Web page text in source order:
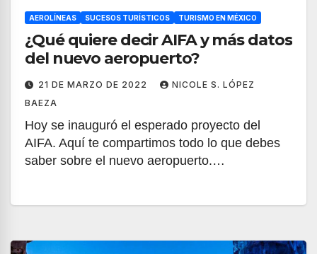
AEROLÍNEAS SUCESOS TURÍSTICOS TURISMO EN MÉXICO
¿Qué quiere decir AIFA y más datos
del nuevo aeropuerto?
21 DE MARZO DE 2022
NICOLE S. LÓPEZ
BAEZA
Hoy se inauguró el esperado proyecto del
AIFA. Aquí te compartimos todo lo que debes
saber sobre el nuevo aeropuerto.…